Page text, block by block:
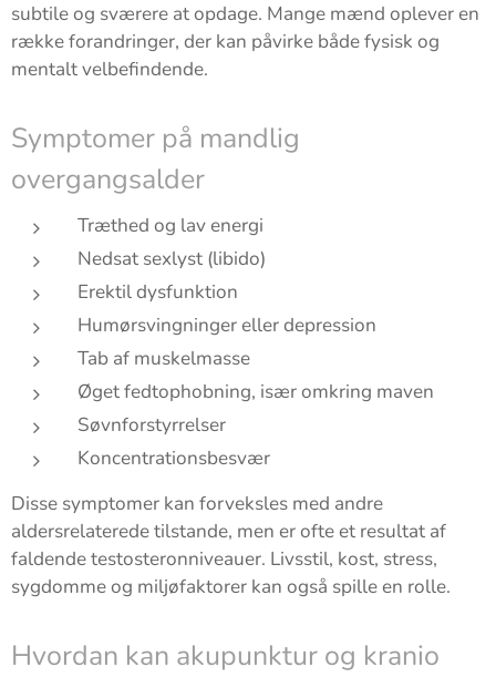
subtile og sværere at opdage. Mange mænd oplever en
række forandringer, der kan påvirke både fysisk og
mentalt velbefindende.
Symptomer på mandlig
overgangsalder
Træthed og lav energi
Nedsat sexlyst (libido)
Erektil dysfunktion
Humørsvingninger eller depression
Tab af muskelmasse
Øget fedtophobning, især omkring maven
Søvnforstyrrelser
Koncentrationsbesvær
Disse symptomer kan forveksles med andre
aldersrelaterede tilstande, men er ofte et resultat af
faldende testosteronniveauer. Livsstil, kost, stress,
sygdomme og miljøfaktorer kan også spille en rolle.
Hvordan kan akupunktur og kranio